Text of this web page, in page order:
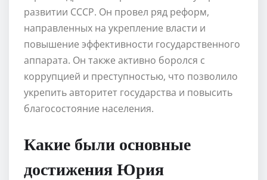
развитии СССР. Он провел ряд реформ,
направленных на укрепление власти и
повышение эффективности государственного
аппарата. Он также активно боролся с
коррупцией и преступностью, что позволило
укрепить авторитет государства и повысить
благосостояние населения.
Какие были основные
достижения Юрия